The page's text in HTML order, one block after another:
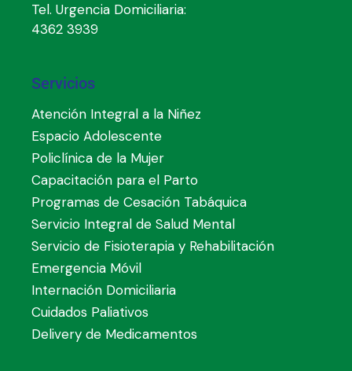
Tel. Urgencia Domiciliaria:
4362 3939
Servicios
Atención Integral a la Niñez
Espacio Adolescente
Policlínica de la Mujer
Capacitación para el Parto
Programas de Cesación Tabáquica
Servicio Integral de Salud Mental
Servicio de Fisioterapia y Rehabilitación
Emergencia Móvil
Internación Domiciliaria
Cuidados Paliativos
Delivery de Medicamentos